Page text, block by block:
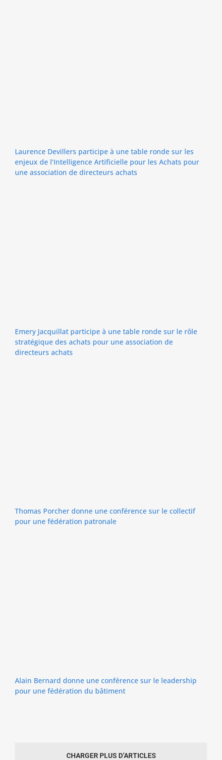
Laurence Devillers participe à une table ronde sur les
enjeux de l’Intelligence Artificielle pour les Achats pour
une association de directeurs achats
Emery Jacquillat participe à une table ronde sur le rôle
stratégique des achats pour une association de
directeurs achats
Thomas Porcher donne une conférence sur le collectif
pour une fédération patronale
Alain Bernard donne une conférence sur le leadership
pour une fédération du bâtiment
CHARGER PLUS D’ARTICLES